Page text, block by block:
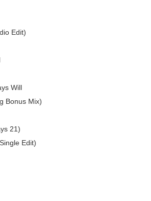
Edit)
Will
Bonus Mix)
21)
Edit)